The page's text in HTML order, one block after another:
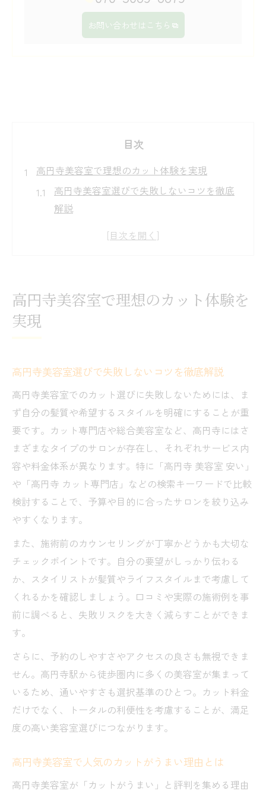
お問い合わせはこちら
目次
高円寺美容室で理想のカット体験を実現
高円寺美容室選びで失敗しないコツを徹底
解説
高円寺美容室で人気のカットがうまい理由
高円寺美容室の口コミで分かる満足度の違
コスパ抜群の高円寺美容室選びの秘訣
高円寺美容室で安いカットを賢く選ぶポイ
ント
高円寺美容室でコスパ重視のメンズ利用術
高円寺美容室の料金比較でお得な店を見極
める
高円寺美容室のカット安い店の共通点とは
何か
髪質や予算に合うカット方法とは何か
高円寺美容室で髪質に合わせたカットの選
び方
提案
高円寺美容室で安いカットでも満足できる
理由
高円寺美容室で髪質改善メニューの活用術
高円寺美容室のメンズ向けカット方法を解
安さと上手さで選ぶ高円寺美容室の極意
高円寺美容室でカットがうまい店の見分け
高円寺美容室で理想のカット体験を
実現
高円寺美容室選びで失敗しないコツを徹底解説
高円寺美容室でのカット選びに失敗しないためには、ま
ず自分の髪質や希望するスタイルを明確にすることが重
要です。カット専門店や総合美容室など、高円寺にはさ
まざまなタイプのサロンが存在し、それぞれサービス内
容や料金体系が異なります。特に「高円寺 美容室 安い」
や「高円寺 カット専門店」などの検索キーワードで比較
検討することで、予算や目的に合ったサロンを絞り込み
やすくなります。
また、施術前のカウンセリングが丁寧かどうかも大切な
チェックポイントです。自分の要望がしっかり伝わる
か、スタイリストが髪質やライフスタイルまで考慮して
くれるかを確認しましょう。口コミや実際の施術例を事
前に調べると、失敗リスクを大きく減らすことができま
す。
さらに、予約のしやすさやアクセスの良さも無視できま
せん。高円寺駅から徒歩圏内に多くの美容室が集まって
いるため、通いやすさも選択基準のひとつ。カット料金
だけでなく、トータルの利便性を考慮することが、満足
度の高い美容室選びにつながります。
高円寺美容室で人気のカットがうまい理由とは
高円寺美容室が「カットがうまい」と評判を集める理由